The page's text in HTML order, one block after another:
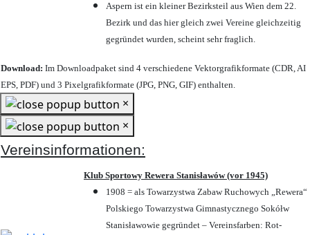
Aspern ist ein kleiner Bezirksteil aus Wien dem 22.
Bezirk und das hier gleich zwei Vereine gleichzeitig
gegründet wurden, scheint sehr fraglich.
Download: Im Downloadpaket sind 4 verschiedene Vektorgrafikformate (CDR, AI
EPS, PDF) und 3 Pixelgrafikformate (JPG, PNG, GIF) enthalten.
×
×
Vereinsinformationen:
Klub Sportowy Rewera Stanisławów (vor 1945)
1908 = als Towarzystwa Zabaw Ruchowych „Rewera“
Polskiego Towarzystwa Gimnastycznego Sokółw
Stanisławowie gegründet – Vereinsfarben: Rot-